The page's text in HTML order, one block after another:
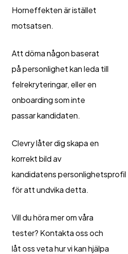
Horneffekten är istället
motsatsen.
Att döma någon baserat
på personlighet kan leda till
felrekryteringar, eller en
onboardingsom inte
passar kandidaten.
Clevry låter dig skapa en
korrekt bild av
kandidatens personlighetsprofil
för att undvika detta.
Vill du höra mer om våra
tester? Kontakta oss och
låt oss veta hur vi kan hjälpa